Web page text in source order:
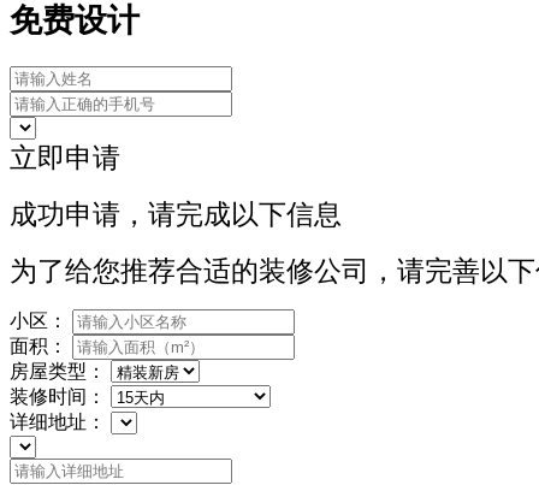
免费设计
立即申请
成功申请，请完成以下信息
为了给您推荐合适的装修公司，请完善以
小区：
面积：
房屋类型：
装修时间：
详细地址：